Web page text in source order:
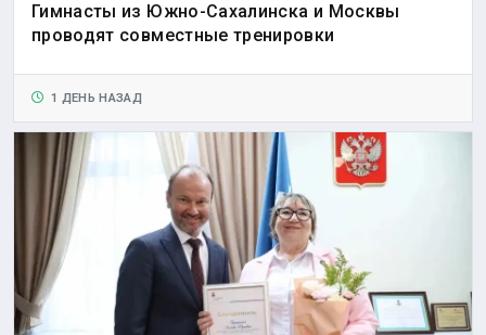
Гимнасты из Южно-Сахалинска и Москвы
проводят совместные тренировки
1 ДЕНЬ НАЗАД